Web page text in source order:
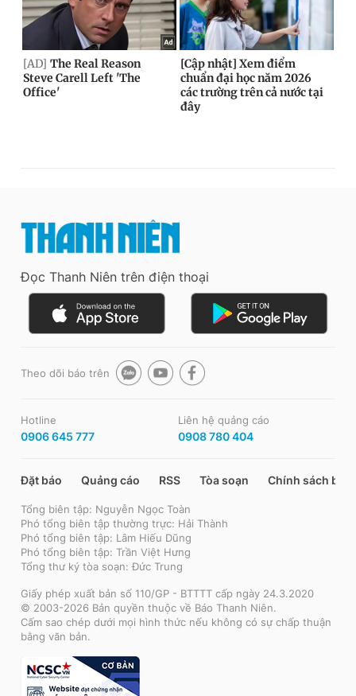
Đọc Thanh Niên trên điện thoại
Theo dõi báo trên
Hotline
0906 645 777
Liên hệ quảng cáo
0908 780 404
Đặt báo Quảng cáo RSS Tòa soạn Chính sách bảo
Tổng biên tập: Nguyễn Ngọc Toàn
Phó tổng biên tập thường trực: Hải Thành
Phó tổng biên tập: Lâm Hiếu Dũng
Phó tổng biên tập: Trần Việt Hưng
Tổng thư ký tòa soạn: Đức Trung
Giấy phép xuất bản số 110/GP - BTTTT cấp ngày 24.3.2020
© 2003-2026 Bản quyền thuộc về Báo Thanh Niên.
Cấm sao chép dưới mọi hình thức nếu không có sự chấp thuận
bằng văn bản.